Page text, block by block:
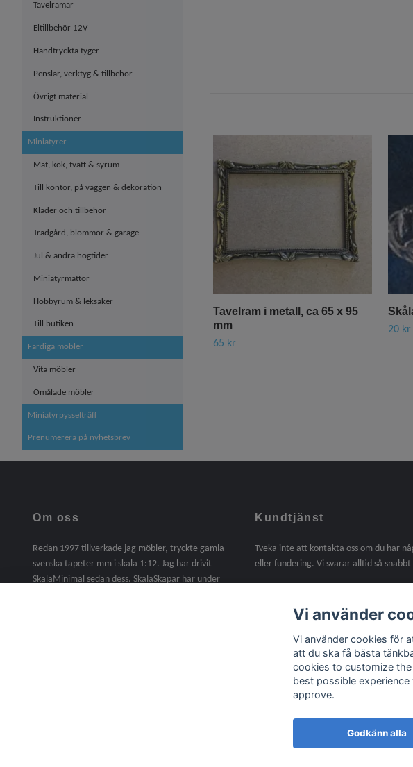
Tavelramar
Eltillbehör 12V
Handtryckta tyger
Penslar, verktyg & tillbehör
Övrigt material
Instruktioner
Miniatyrer
Mat, kök, tvätt & syrum
Till kontor, på väggen & dekoration
Kläder och tillbehör
Trädgård, blommor & garage
Jul & andra högtider
Miniatyrmattor
Hobbyrum & leksaker
Till butiken
Färdiga möbler
Vita möbler
Omålade möbler
Miniatyrpysselträff
Prenumerera på nyhetsbrev
Tavelram i metall, ca 65 x 95
mm
65 kr
20 kr
Om oss
Redan 1997 tillverkade jag möbler, tryckte gamla
svenska tapeter mm i skala 1:12. Jag har drivit
SkalaMinimal sedan dess. SkalaSkapar har under
Kundtjänst
Tveka inte att kontakta oss om du har
eller fundering. Vi svarar alltid så snabbt
Vi använder
Vi använder cookies för
att du ska få bästa
cookies to customize
best possible
approve.
Godkänn alla